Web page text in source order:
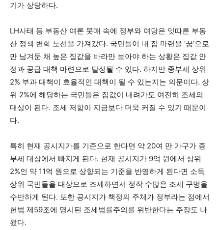
기가 상당하다.
LH사태 등 부동산 여론 뭇매 속에 정부와 여당은 잇따른 부동
산 정책 변화 노선을 가져갔다. 국민들이 내 집 마련을 ‘꿈’으로
만 남겨둔 채 높은 집값을 바라만 보아야 하는 상황은 집값 안
정과 공급 대책 마련으로 달성될 수 있다. 하지만 종부세 상위
2% 부과 대책이 효율적인 대책이 될 수 있는지는 의문이다. 상
위 2%에 해당하는 국민들은 집값이 내려가도 여전히 조세의
대상이 된다. 조세 저항이 지금보다 더욱 커질 수 있기 때문이
다.
특히 현재 공시지가를 기준으로 한다면 약 20여 만 가구가 종
부세 대상에서 빠지게 된다. 현재 공시지가 9억 원에서 상위
2%인 약 11억 원으로 상향되는 기준을 반영하게 된다면 소득
상위 국민들을 대상으로 조세하면서 정작 수많은 조세 구멍을
수반하게 된다. 또한 공시지가 책정의 주체가 정부라는 점에서
헌법 제59조에 명시된 조세법률주의를 위반한다는 주장도 나
왔다.